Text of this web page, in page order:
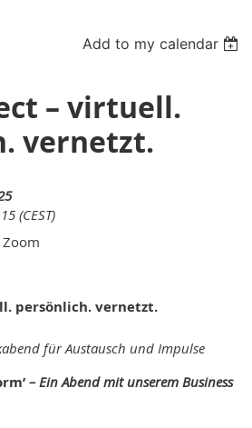
Add to my calendar
– virtuell.
vernetzt.
(CEST)
persönlich. vernetzt.
für Austausch und Impulse
– Ein Abend mit unserem Business